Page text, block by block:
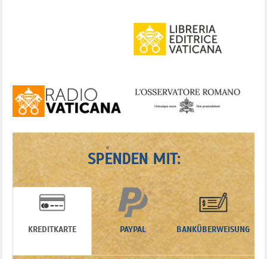
SPENDEN MIT:
KREDITKARTE PAYPAL BANKÜBERWEISUNG